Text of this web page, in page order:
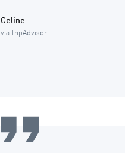
Celine
via TripAdvisor